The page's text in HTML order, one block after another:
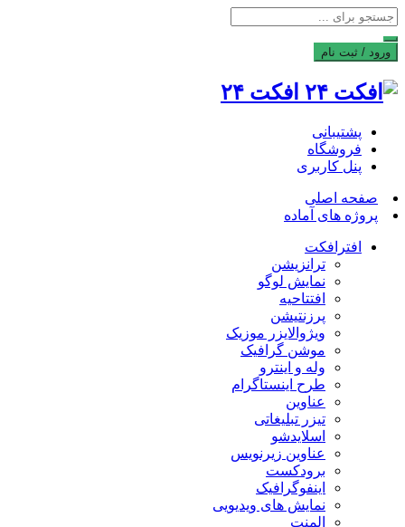
ورود / ثبت نام
افکت ۲۴
پشتیبانی
فروشگاه
پنل کاربری
صفحه اصلی
پروژه های آماده
افترافکت
ترانزیشن
نمایش لوگو
افتتاحیه
پرزنتیشن
ویژوالایزر موزیک
موشن گرافیک
وله و اینترو
طرح اینستاگرام
عناوین
تیزر تبلیغاتی
اسلایدشو
عناوین زیرنویس
برودکست
اینفوگرافیک
نمایش های ویدیویی
المنت